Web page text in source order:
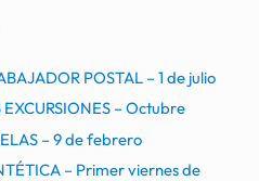
POSTAL – 1 de julio
– Octubre
– 9 de febrero
– Primer viernes de